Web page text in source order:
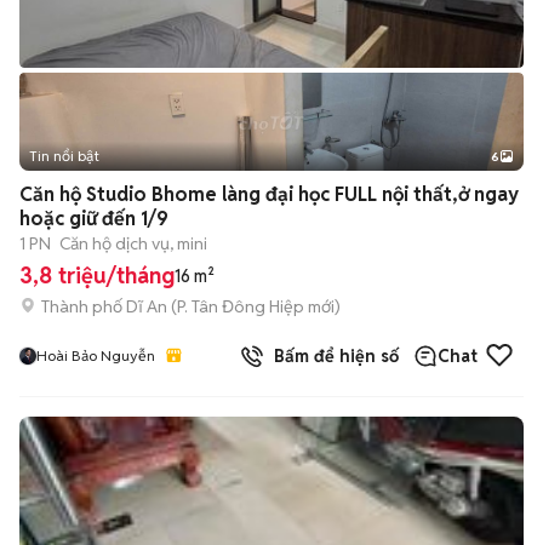
+2
Tin nổi bật 6
Căn hộ Studio Bhome làng đại học FULL nội thất,ở ngay
hoặc giữ đến 1/9
1 PN Căn hộ dịch vụ, mini
3,8 triệu/tháng16 m²
Thành phố Dĩ An (P. Tân Đông Hiệp mới)
Hoài Bảo Nguyễn Bấm để hiện số Chat